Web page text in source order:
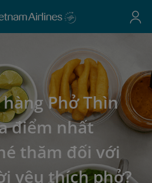
Phở Thìn
điểm nhất
thăm đối với
yêu thích phở?